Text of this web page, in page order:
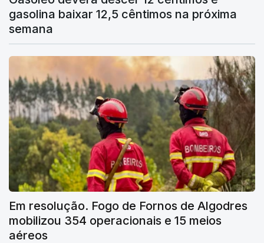
gasolina baixar 12,5 cêntimos na próxima
semana
Em resolução. Fogo de Fornos de Algodres
mobilizou 354 operacionais e 15 meios
aéreos